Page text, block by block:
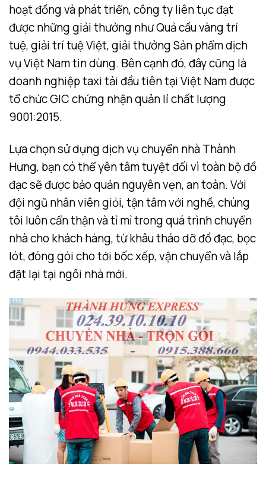
hoạt đồng và phát triển, công ty liên tục đạt
được những giải thưởng như Quả cầu vàng trí
tuệ, giải trí tuệ Việt, giải thưởng Sản phẩm dịch
vụ Việt Nam tin dùng. Bên cạnh đó, đây cũng là
doanh nghiệp taxi tải đầu tiên tại Việt Nam được
tổ chức GIC chứng nhận quản lí chất lượng
9001:2015.
Lựa chọn sử dụng dịch vụ chuyển nhà Thành
Hưng, bạn có thể yên tâm tuyệt đối vì toàn bộ đồ
đạc sẽ được bảo quản nguyên vẹn, an toàn. Với
đội ngũ nhân viên giỏi, tận tâm với nghề, chúng
tôi luôn cẩn thận và tỉ mỉ trong quá trình chuyển
nhà cho khách hàng, từ khâu tháo dỡ đồ đạc, bọc
lót, đóng gói cho tới bốc xếp, vận chuyển và lắp
đặt lại tại ngôi nhà mới.